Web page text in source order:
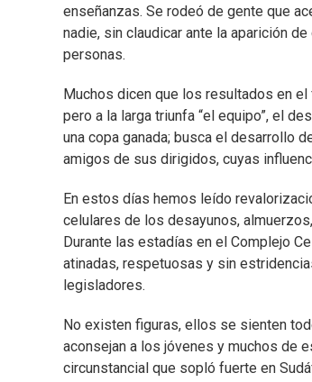
enseñanzas. Se rodeó de gente que
nadie, sin claudicar ante la aparición
personas.
Muchos dicen que los resultados en
pero a la larga triunfa “el equipo”, el
una copa ganada; busca el desarrollo
amigos de sus dirigidos, cuyas
En estos días hemos leído
celulares de los desayunos,
Durante las estadías en el Complejo
atinadas, respetuosas y sin
legisladores.
No existen figuras, ellos se sienten
aconsejan a los jóvenes y muchos de
circunstancial que sopló fuerte en